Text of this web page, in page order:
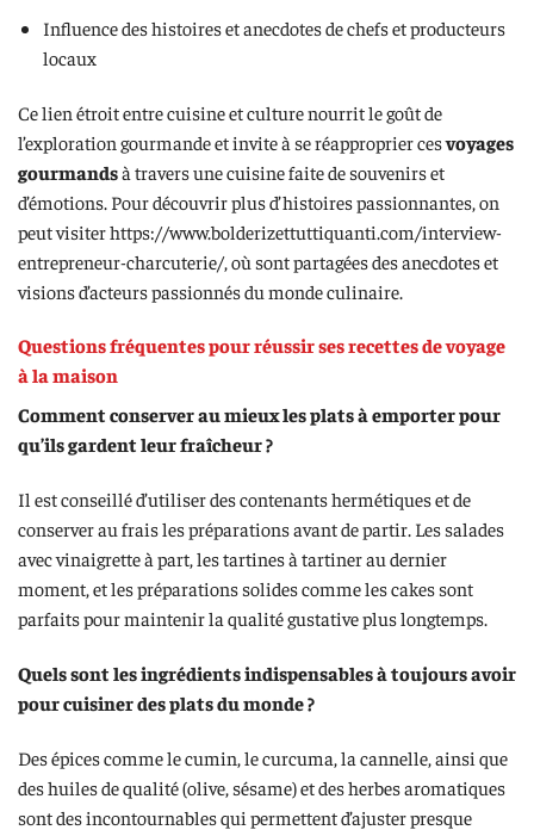
Influence des histoires et anecdotes de chefs et producteurs
locaux
Ce lien étroit entre cuisine et culture nourrit le goût de
l’exploration gourmande et invite à se réapproprier cesvoyages
gourmandsà travers une cuisine faite de souvenirs et
d’émotions. Pour découvrir plus d’histoires passionnantes, on
peut visiter https://www.bolderizettuttiquanti.com/interview-
entrepreneur-charcuterie/, où sont partagées des anecdotes et
visions d’acteurs passionnés du monde culinaire.
Questions fréquentes pour réussir ses recettes de voyage
à la maison
Comment conserver au mieux les plats à emporter pour
qu’ils gardent leur fraîcheur ?
Il est conseillé d’utiliser des contenants hermétiques et de
conserver au frais les préparations avant de partir. Les salades
avec vinaigrette à part, les tartines à tartiner au dernier
moment, et les préparations solides comme les cakes sont
parfaits pour maintenir la qualité gustative plus longtemps.
Quels sont les ingrédients indispensables à toujours avoir
pour cuisiner des plats du monde ?
Des épices comme le cumin, le curcuma, la cannelle, ainsi que
des huiles de qualité (olive, sésame) et des herbes aromatiques
sont des incontournables qui permettent d’ajuster presque